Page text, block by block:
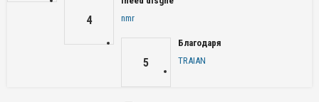
4
nmr
5
Благодаря
TRAIAN